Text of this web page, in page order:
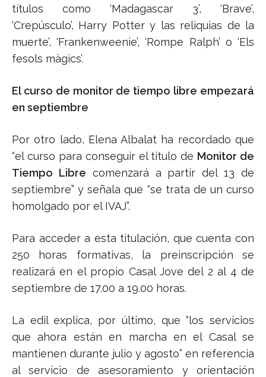
títulos como ‘Madagascar 3’, ‘Brave’,
‘Crepúsculo’, Harry Potter y las reliquias de la
muerte’, ‘Frankenweenie’, ‘Rompe Ralph’ o ‘Els
fesols màgics’.
El curso de monitor de tiempo libre empezará
en septiembre
Por otro lado, Elena Albalat ha recordado que
“el curso para conseguir el título de Monitor de
Tiempo Libre comenzará a partir del 13 de
septiembre” y señala que “se trata de un curso
homolgado por el IVAJ”.
Para acceder a esta titulación, que cuenta con
250 horas formativas, la preinscripción se
realizará en el propio Casal Jove del 2 al 4 de
septiembre de 17.00 a 19.00 horas.
La edil explica, por último, que “los servicios
que ahora están en marcha en el Casal se
mantienen durante julio y agosto” en referencia
al servicio de asesoramiento y orientación